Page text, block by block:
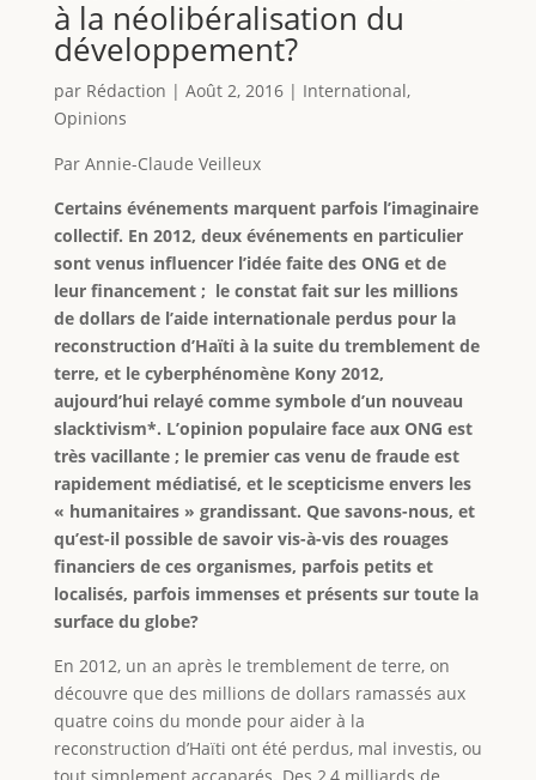
à la néolibéralisation du
développement?
par Rédaction | Août 2, 2016| International,
Opinions
Par Annie-Claude Veilleux
Certains événements marquent parfois l’imaginaire
collectif. En 2012, deux événements en particulier
sont venus influencer l’idée faite des ONG et de
leur financement ; le constat fait sur les millions
de dollars de l’aide internationale perdus pour la
reconstruction d’Haïti à la suite du tremblement de
terre, et le cyberphénomène Kony 2012,
aujourd’hui relayé comme symbole d’un nouveau
slacktivism*. L’opinion populaire face aux ONG est
très vacillante ; le premier cas venu de fraude est
rapidement médiatisé, et le scepticisme envers les
« humanitaires » grandissant. Que savons-nous, et
qu’est-il possible de savoir vis-à-vis des rouages
financiers de ces organismes, parfois petits et
localisés, parfois immenses et présents sur toute la
surface du globe?
En 2012, un an après le tremblement de terre, on
découvre que des millions de dollars ramassés aux
quatre coins du monde pour aider à la
reconstruction d’Haïti ont été perdus, mal investis, ou
tout simplement accaparés. Des 2,4 milliards de